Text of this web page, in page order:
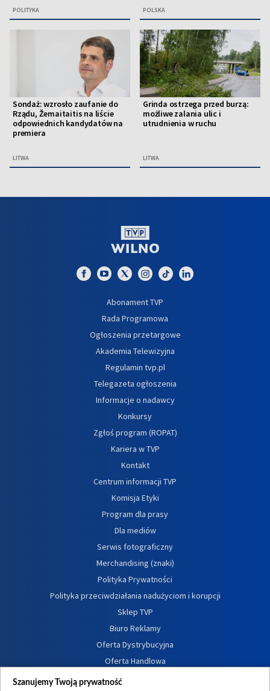
POLITYKA POLSKA
Sondaż: wzrosło zaufanie do
Rządu, Žemaitaitis na liście
odpowiednich kandydatów na
premiera
LITWA
Grinda ostrzega przed burzą:
możliwe zalania ulic i
utrudnienia w ruchu
LITWA
Abonament TVP
Rada Programowa
Ogłoszenia przetargowe
Akademia Telewizyjna
Regulamin tvp.pl
Telegazeta ogłoszenia
Informacje o nadawcy
Konkursy
Zgłoś program (ROPAT)
Kariera w TVP
Kontakt
Centrum informacji TVP
Komisja Etyki
Program dla prasy
Dla mediów
Serwis fotograficzny
Merchandising (znaki)
Polityka Prywatności
Polityka przeciwdziałania nadużyciom i korupcji
Sklep TVP
Biuro Reklamy
Oferta Dystrybucyjna
Oferta Handlowa
Dostępność
Szanujemy Twoją prywatność